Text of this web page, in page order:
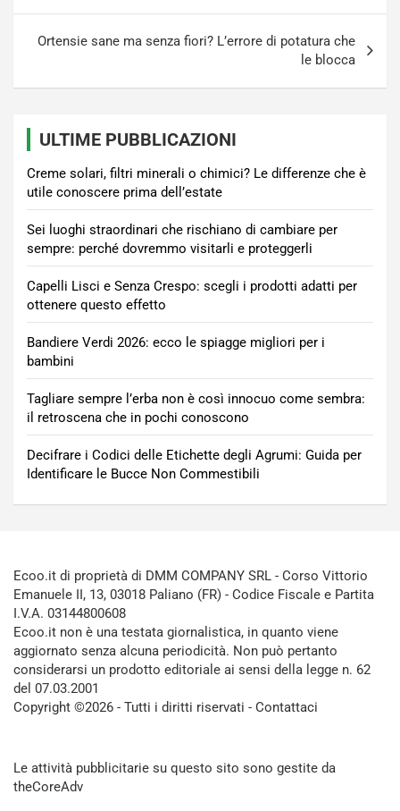
Ortensie sane ma senza fiori? L’errore di potatura che
le blocca
ULTIME PUBBLICAZIONI
Creme solari, filtri minerali o chimici? Le differenze che è
utile conoscere prima dell’estate
Sei luoghi straordinari che rischiano di cambiare per
sempre: perché dovremmo visitarli e proteggerli
Capelli Lisci e Senza Crespo: scegli i prodotti adatti per
ottenere questo effetto
Bandiere Verdi 2026: ecco le spiagge migliori per i
bambini
Tagliare sempre l’erba non è così innocuo come sembra:
il retroscena che in pochi conoscono
Decifrare i Codici delle Etichette degli Agrumi: Guida per
Identificare le Bucce Non Commestibili
Ecoo.it di proprietà di DMM COMPANY SRL - Corso Vittorio
Emanuele II, 13, 03018 Paliano (FR) - Codice Fiscale e Partita
I.V.A. 03144800608
Ecoo.it non è una testata giornalistica, in quanto viene
aggiornato senza alcuna periodicità. Non può pertanto
considerarsi un prodotto editoriale ai sensi della legge n. 62
del 07.03.2001
Copyright ©2026 - Tutti i diritti riservati - Contattaci
Le attività pubblicitarie su questo sito sono gestite da
theCoreAdv